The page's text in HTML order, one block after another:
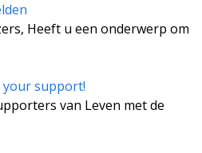
Heeft u een onderwerp om
support!
van Leven met de